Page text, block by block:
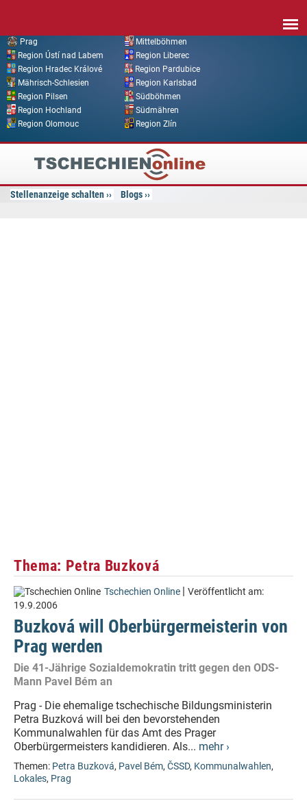
Prag
Mittelböhmen
Region Ústí nad Labem
Region Liberec
Region Hradec Králové
Region Pardubice
Mährisch-Schlesien
Region Karlsbad
Region Pilsen
Südböhmen
Region Hochland
Südmähren
Region Olomouc
Region Zlín
Tschechien
Online
Stellenanzeige schalten Blogs
Thema: Petra Buzková
Tschechien Online | Veröffentlicht am:
19.9.2006
Buzková will Oberbürgermeisterin von
Prag werden
Die 41-Jährige Sozialdemokratin tritt gegen den ODS-
Mann Pavel Bém an
Prag - Die ehemalige tschechische Bildungsministerin
Petra Buzková will bei den bevorstehenden
Kommunalwahlen für das Amt des Prager
Oberbürgermeisters kandidieren. Als... mehr ›
Themen: Petra Buzková, Pavel Bém, ČSSD, Kommunalwahlen,
Lokales, Prag